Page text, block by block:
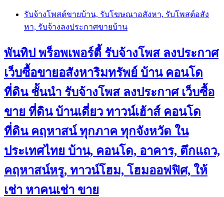
Skip
content
รับจ้างโพสต์ขายบ้าน, รับโฆษณาอสังหา, รับโพสต์อสัง
หา, รับจ้างลงประกาศขายบ้าน
พันทิป พร็อพเพอร์ตี้ รับจ้างโพส ลงประกาศ
เว็บซื้อขายอสังหาริมทรัพย์ บ้าน คอนโด
ที่ดิน ชั้นนำ รับจ้างโพส ลงประกาศ เว็บซื้อ
ขาย ที่ดิน บ้านเดี่ยว ทาวน์เฮ้าส์ คอนโด
ที่ดิน คฤหาสน์ ทุกภาค ทุกจังหวัด ใน
ประเทศไทย บ้าน, คอนโด, อาคาร, ตึกแถว,
คฤหาสน์หรู, ทาวน์โฮม, โฮมออฟฟิศ, ให้
เช่า หาคนเช่า ขาย